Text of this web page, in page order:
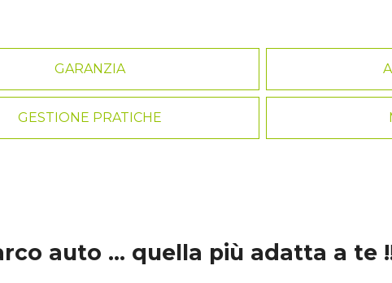
GARANZIA
GESTIONE PRATICHE
auto ... quella più adatta a te